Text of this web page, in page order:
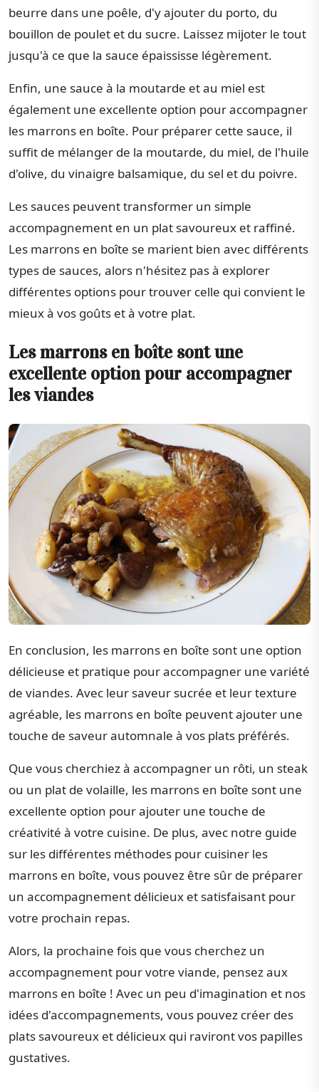
beurre dans une poêle, d'y ajouter du porto, du
bouillon de poulet et du sucre. Laissez mijoter le tout
jusqu'à ce que la sauce épaississe légèrement.
Enfin, une sauce à la moutarde et au miel est
également une excellente option pour accompagner
les marrons en boîte. Pour préparer cette sauce, il
suffit de mélanger de la moutarde, du miel, de l'huile
d'olive, du vinaigre balsamique, du sel et du poivre.
Les sauces peuvent transformer un simple
accompagnement en un plat savoureux et raffiné.
Les marrons en boîte se marient bien avec différents
types de sauces, alors n'hésitez pas à explorer
différentes options pour trouver celle qui convient le
mieux à vos goûts et à votre plat.
Les marrons en boîte sont une
excellente option pour accompagner
les viandes
En conclusion, les marrons en boîte sont une option
délicieuse et pratique pour accompagner une variété
de viandes. Avec leur saveur sucrée et leur texture
agréable, les marrons en boîte peuvent ajouter une
touche de saveur automnale à vos plats préférés.
Que vous cherchiez à accompagner un rôti, un steak
ou un plat de volaille, les marrons en boîte sont une
excellente option pour ajouter une touche de
créativité à votre cuisine. De plus, avec notre guide
sur les différentes méthodes pour cuisiner les
marrons en boîte, vous pouvez être sûr de préparer
un accompagnement délicieux et satisfaisant pour
votre prochain repas.
Alors, la prochaine fois que vous cherchez un
accompagnement pour votre viande, pensez aux
marrons en boîte ! Avec un peu d'imagination et nos
idées d'accompagnements, vous pouvez créer des
plats savoureux et délicieux qui raviront vos papilles
gustatives.